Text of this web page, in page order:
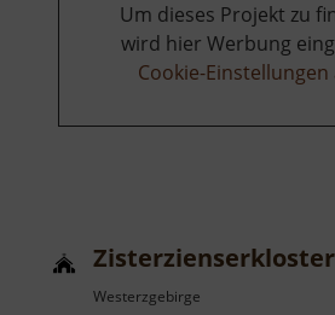
Um dieses Projekt zu
wird hier Werbung
Cookie-
Westerzgebirge